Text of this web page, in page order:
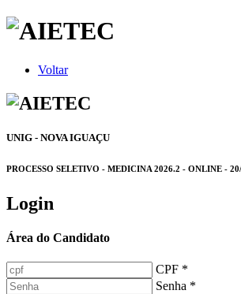
Voltar
UNIG - NOVA IGUAÇU
PROCESSO SELETIVO - MEDICINA 2026.2 - ONLINE -
Login
Área do Candidato
CPF *
Senha *